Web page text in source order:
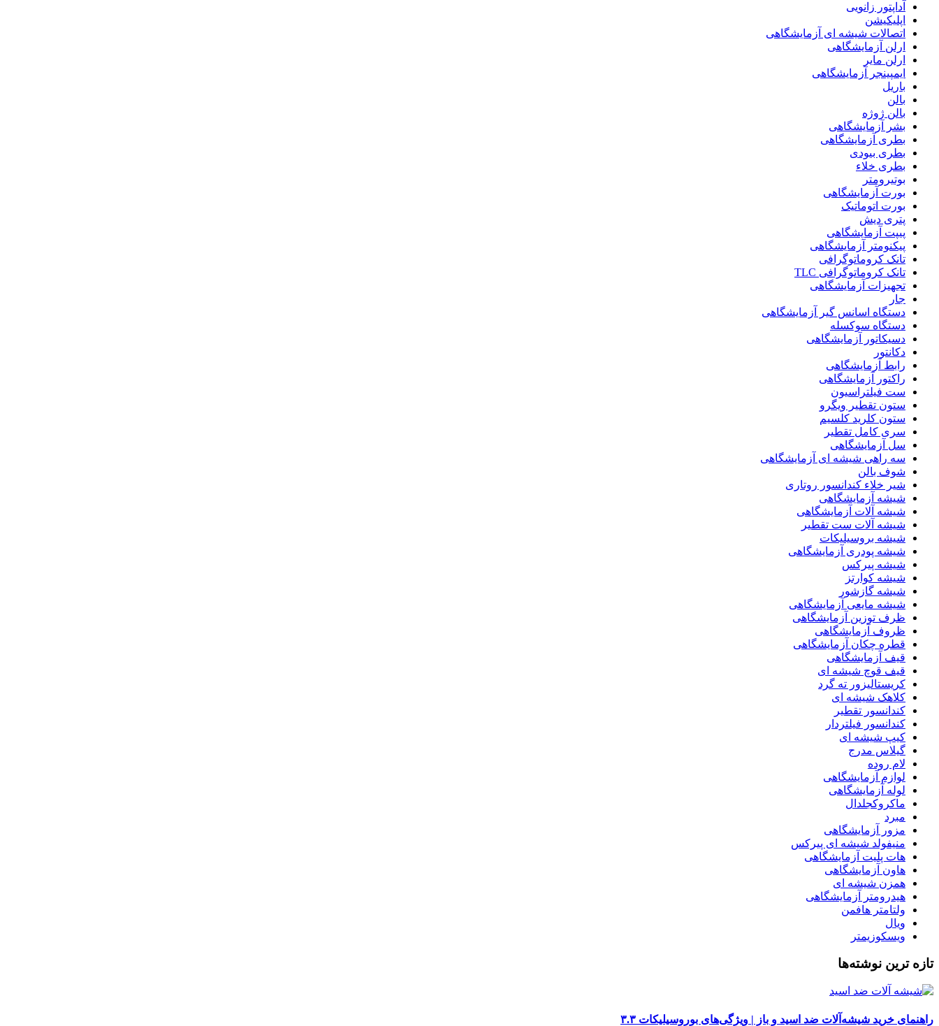
آداپتور زانویی
اپلیکیشن
اتصالات شیشه ای آزمایشگاهی
ارلن آزمایشگاهی
ارلن مایر
ایمپینجر آزمایشگاهی
باریل
بالن
بالن ژوژه
بشر آزمایشگاهی
بطری آزمایشگاهی
بطری بیودی
بطری خلاء
بوتیرومتر
بورت آزمایشگاهی
بورت اتوماتیک
پتری دیش
پیپت آزمایشگاهی
پیکنومتر آزمایشگاهی
تانک کروماتوگرافی
تانک کروماتوگرافی TLC
تجهیزات آزمایشگاهی
جار
دستگاه اسانس گیر آزمایشگاهی
دستگاه سوکسله
دسیکاتور آزمایشگاهی
دکانتور
رابط آزمایشگاهی
راکتور آزمایشگاهی
ست فیلتراسیون
ستون تقطیر ویگرو
ستون کلرید کلسیم
سری کامل تقطیر
سل آزمایشگاهی
سه راهی شیشه ای آزمایشگاهی
شوف بالن
شیر خلاء کندانسور روتاری
شیشه آزمایشگاهی
شیشه آلات آزمایشگاهی
شیشه آلات ست تقطیر
شیشه بروسیلیکات
شیشه پودری آزمایشگاهی
شیشه پیرکس
شیشه کوارتز
شیشه گازشور
شیشه مایعی آزمایشگاهی
ظرف توزین آزمایشگاهی
ظروف آزمایشگاهی
قطره چکان آزمایشگاهی
قیف آزمایشگاهی
قیف قوچ شیشه ای
کریستالیزور ته گرد
کلاهک شیشه ای
کندانسور تقطیر
کندانسور فیلتردار
کیپ شیشه ای
گیلاس مدرج
لام روده
لوازم آزمایشگاهی
لوله آزمایشگاهی
ماکروکجلدال
مبرد
مزور آزمایشگاهی
منیفولد شیشه ای پیرکس
هات پلیت آزمایشگاهی
هاون آزمایشگاهی
همزن شیشه ای
هیدرومتر آزمایشگاهی
ولتامتر هافمن
ویال
ویسکوزیمتر
تازه ترین نوشته‌ها
راهنمای خرید شیشه‌آلات ضد اسید و باز | ویژگی‌های بوروسیلیکات ۳.۳